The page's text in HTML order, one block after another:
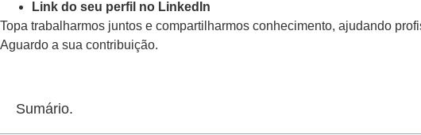
Link do seu perfil no LinkedIn
Topa trabalharmos juntos e compartilharmos conhecimento, ajudando
Aguardo a sua contribuição.
Sumário.